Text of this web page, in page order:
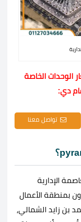
الوحدات الخاصة
دي:
تواصل معنا
الإدارية
بمنطقة الأعمال
بن زايد الشمالي،